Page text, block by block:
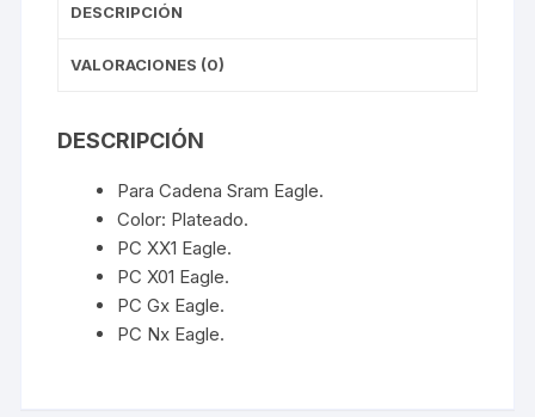
DESCRIPCIÓN
VALORACIONES (0)
DESCRIPCIÓN
Para Cadena Sram Eagle.
Color: Plateado.
PC XX1 Eagle.
PC X01 Eagle.
PC Gx Eagle.
PC Nx Eagle.